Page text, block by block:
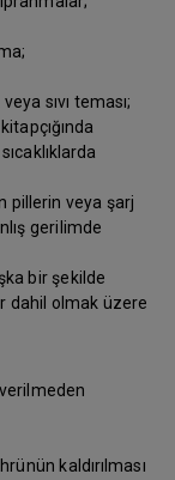
sıvı teması;
pillerin veya şarj
gerilimde
bir şekilde
dahil olmak üzere
kaldırılması